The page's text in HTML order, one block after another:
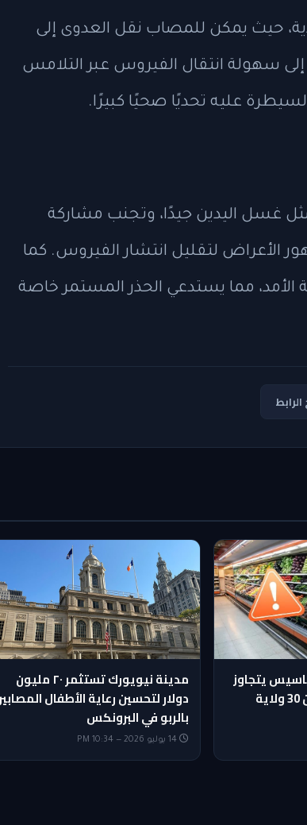
حيث يمكن للمصاب نقل العدوى إلى
سهولة انتقال الفيروس عبر التلامس
عليه تحديًا صحيًا كبيرًا.
غسل اليدين جيدًا، وتجنب مشاركة
الأعراض لتقليل انتشار الفيروس. كما
مما يستدعي الحذر المستمر خاصة
يتجاوز
6000 إصابة في أكثر من 30 ولاية
مدينة نيويورك تستثمر ٢٠ مليون
دولار لتحسين رعاية الأطفال
بالربو في البرونكس
14 يوليو 2026 — 10:34 PM